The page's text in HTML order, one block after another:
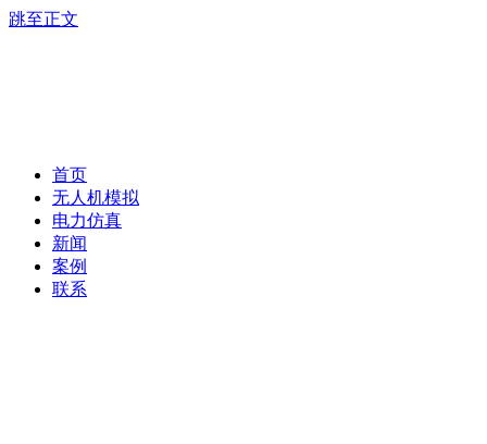
跳至正文
首页
无人机模拟
电力仿真
新闻
案例
联系